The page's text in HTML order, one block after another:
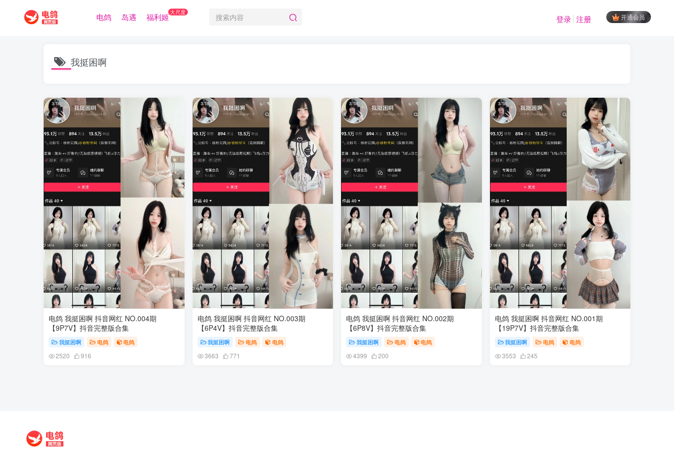
电鸽 岛遇 福利姬大尺度
开通会员
登录 注册
我挺困啊
电鸽 我挺困啊 抖音网红 NO.004期
【9P7V】抖音完整版合集
我挺困啊 电鸽 电鸽
2520 916
电鸽 我挺困啊 抖音网红 NO.003期
【6P4V】抖音完整版合集
我挺困啊 电鸽 电鸽
3663 771
电鸽 我挺困啊 抖音网红 NO.002期
【6P8V】抖音完整版合集
我挺困啊 电鸽 电鸽
4399 200
电鸽 我挺困啊 抖音网红 NO.001期
【19P7V】抖音完整版合集
我挺困啊 电鸽 电鸽
3553 245